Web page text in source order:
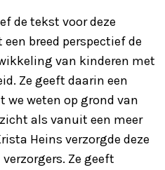
de tekst voor deze
breed perspectief de
van kinderen met
Ze geeft daarin een
we weten op grond van
als vanuit een meer
Heins verzorgde deze
Ze geeft